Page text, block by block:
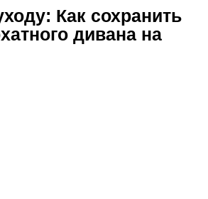
Как сохранить
дивана на